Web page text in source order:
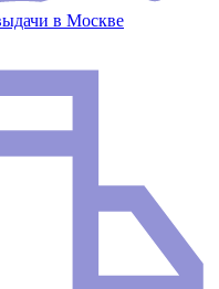
в Москве